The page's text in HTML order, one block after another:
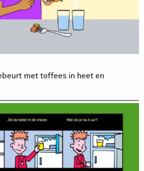
met toffees in heet en